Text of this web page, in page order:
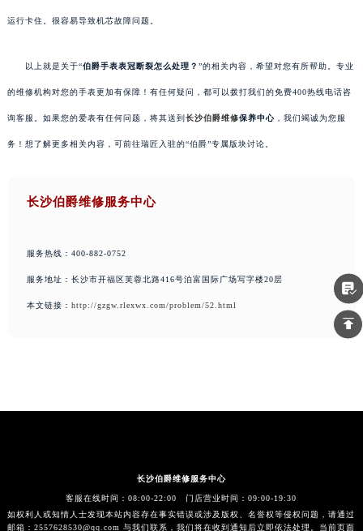
运行卡住。很容易导致机芯故障问题。
以上就是关于“伯爵手表表冠断裂怎么处理？ ”的相关内容，希望对您有所帮助。专业
的维修机构对您的手表更加有保障！有任何疑问，都可以拨打我们的免费400热线电话咨
询客服。如果您的爱表有任何问题，将其送到 长沙伯爵维修保养中心，我们竭诚为您服
务！想了解更多相关内容，可前往瑞匠入驻的“伯爵”专属版块讨论。
长沙伯爵维修服务中心
服务热线：400-882-0752
服务地址：长沙市开福区芙蓉北路416号泊富国际广场写字楼20层
本文链接： http://gzgw.rlexwx.com/problem/52.html
长沙伯爵维修服务中心
客服在线时间：08:00-22:00 门店营业时间：09:00-19:30
如权利人或知情人士发现本站内容存在事实错误或涉及版权、名誉权等侵权问题，请通过
邮箱：2557628530@qq.com 与我们联系，我们将在收到通知后立即依法处理。当前页面